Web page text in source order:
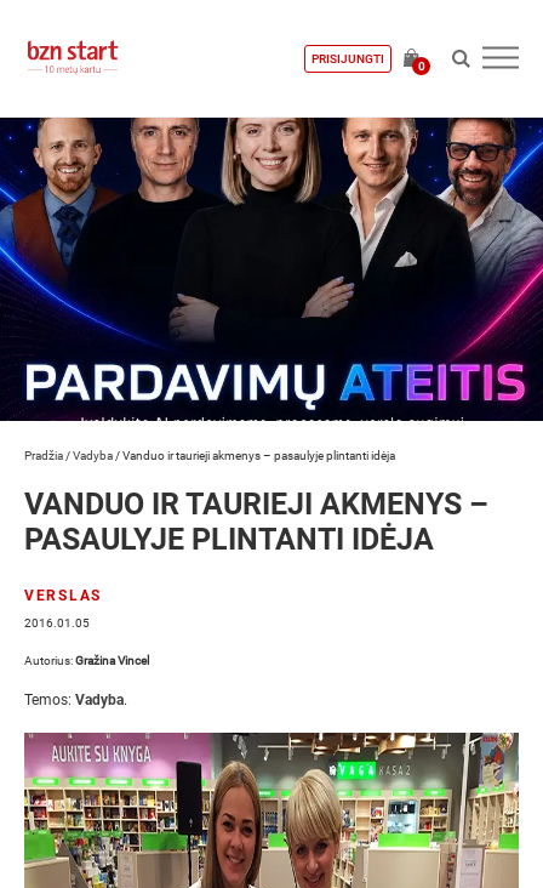
PRISIJUNGTI
0
Pradžia /Vadyba /Vanduo ir taurieji akmenys – pasaulyje plintanti idėja
VANDUO IR TAURIEJI AKMENYS –
PASAULYJE PLINTANTI IDĖJA
VERSLAS
2016.01.05
Autorius:Gražina Vincel
Temos: Vadyba.